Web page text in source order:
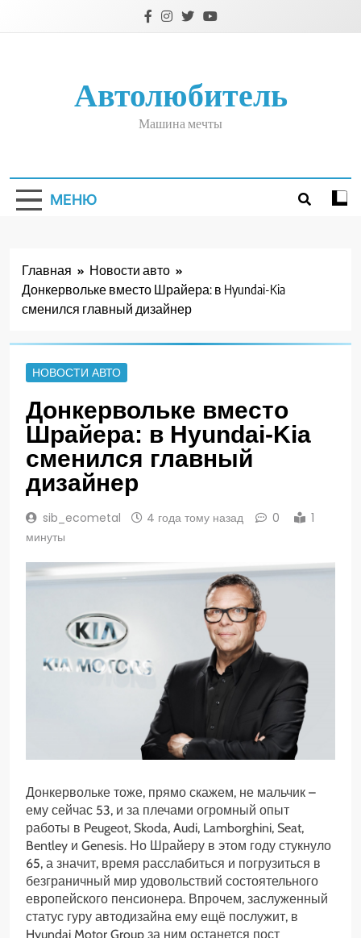
Автолюбитель
Машина мечты
МЕНЮ
Главная
Новости авто
Донкервольке вместо Шрайера: в Hyundai-Kia
сменился главный дизайнер
НОВОСТИ АВТО
Донкервольке вместо
Шрайера: в Hyundai-Kia
сменился главный
дизайнер
sib_ecometal 4 года тому назад 0
1
минуты
Донкервольке тоже, прямо скажем, не мальчик –
ему сейчас 53, и за плечами огромный опыт
работы в Peugeot, Skoda, Audi, Lamborghini, Seat,
Bentley и Genesis. Но Шрайеру в этом году стукнуло
65, а значит, время расслабиться и погрузиться в
безграничный мир удовольствий состоятельного
европейского пенсионера. Впрочем, заслуженный
статус гуру автодизайна ему ещё послужит, в
Hyundai Motor Group за ним останется пост